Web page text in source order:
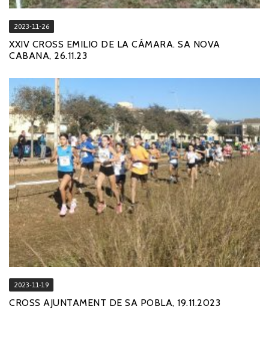
2023-11-26
XXIV CROSS EMILIO DE LA CÁMARA. SA NOVA
CABANA, 26.11.23
2023-11-19
CROSS AJUNTAMENT DE SA POBLA, 19.11.2023